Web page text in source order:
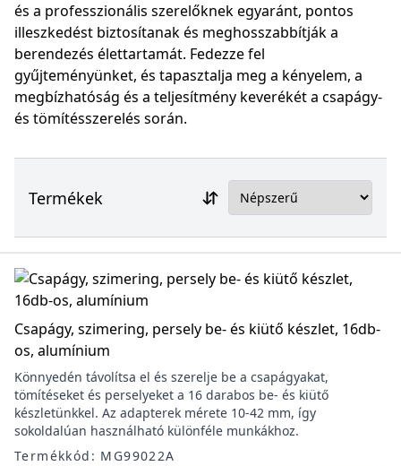
és a professzionális szerelőknek egyaránt, pontos
illeszkedést biztosítanak és meghosszabbítják a
berendezés élettartamát. Fedezze fel
gyűjteményünket, és tapasztalja meg a kényelem, a
megbízhatóság és a teljesítmény keverékét a csapágy-
és tömítésszerelés során.
Termékek
Csapágy, szimering, persely be- és kiütő készlet, 16db-
os, alumínium
Könnyedén távolítsa el és szerelje be a csapágyakat,
tömítéseket és perselyeket a 16 darabos be- és kiütő
készletünkkel. Az adapterek mérete 10-42 mm, így
sokoldalúan használható különféle munkákhoz.
Termékkód: MG99022A